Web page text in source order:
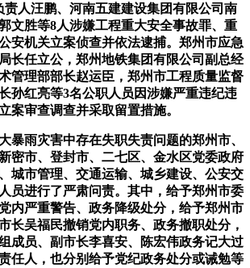
责人汪鹏、河南五建建设集团有限公司南
文胜等8人涉嫌工程重大安全事故罪、重
安机关立案侦查并依法逮捕。郑州市应急
长任立公，郑州地铁集团有限公司副总经
管理部部长赵运臣，郑州市工程质量监督
孙红亮等3名公职人员因涉嫌严重违纪违
案审查调查并采取留置措施。
暴雨灾害中存在失职失责问题的郑州市、
密市、登封市、二七区、金水区党委政府
城市管理、交通运输、城乡建设、公安交
员进行了严肃问责。其中，给予郑州市委
内严重警告、政务降级处分，给予郑州市
长吴福民撤销党内职务、政务撤职处分，
成员、副市长李喜安、陈宏伟政务记大过
任人，也分别给予党纪政务处分或诫勉等